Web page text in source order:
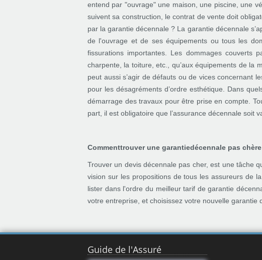
entend par "ouvrage" une maison, une piscine, une
suivent sa construction, le contrat de vente doit
par la garantie décennale ? La garantie décennale
de l'ouvrage et de ses équipements ou tous les
fissurations importantes. Les dommages
charpente, la toiture, etc., qu’aux équipements de la
peut aussi s’agir de défauts ou de vices concernant
pour les désagréments d’ordre esthétique. Dans
démarrage des travaux pour être prise en compte.
part, il est obligatoire que l’assurance décennale soit
Commenttrouver une garantiedécennale pas
Trouver un devis décennale pas cher, est une tâche
vision sur les propositions de tous les assureurs de
lister dans l'ordre du meilleur tarif de garantie
votre entreprise, et choisissez votre nouvelle garantie
Guide de l'Assuré